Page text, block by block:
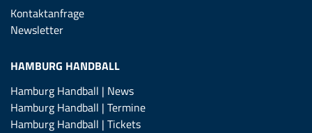
Kontaktanfrage
Newsletter
HAMBURG HANDBALL
Hamburg Handball | News
Hamburg Handball | Termine
Hamburg Handball | Tickets